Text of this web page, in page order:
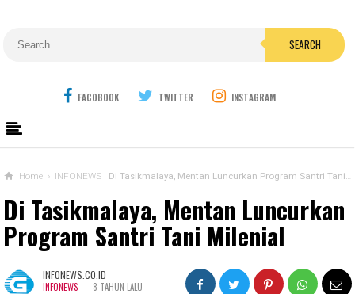
SEARCH
FACOBOOK TWITTER INSTAGRAM
Home › INFONEWS Di Tasikmalaya, Mentan Luncurkan Program Santri Tani Milenial
Di Tasikmalaya, Mentan Luncurkan
Program Santri Tani Milenial
INFONEWS.CO.ID
INFONEWS - 8 TAHUN LALU